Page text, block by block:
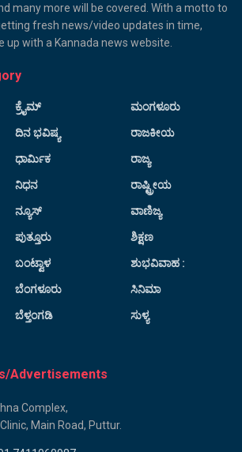
many more will be covered. With a motto to
fresh news/video updates in time,
up with a Kannada news website.
ಕ್ರೈಮ್
ದಿನ ಭವಿಷ್ಯ
ಧಾರ್ಮಿಕ
ನಿಧನ
ನ್ಯೂಸ್
ಪುತ್ತೂರು
ಬಂಟ್ವಾಳ
ಬೆಂಗಳೂರು
ಬೆಳ್ತಂಗಡಿ
ಮಂಗಳೂರು
ರಾಜಕೀಯ
ರಾಜ್ಯ
ರಾಷ್ಟ್ರೀಯ
ವಾಣಿಜ್ಯ
ಶಿಕ್ಷಣ
ಶುಭವಿವಾಹ :
ಸಿನಿಮಾ
ಸುಳ್ಯ
Advertisements
Complex,
Main Road, Puttur.